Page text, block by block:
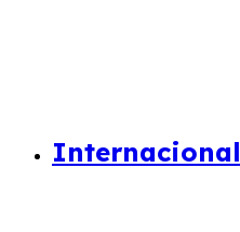
Internacional